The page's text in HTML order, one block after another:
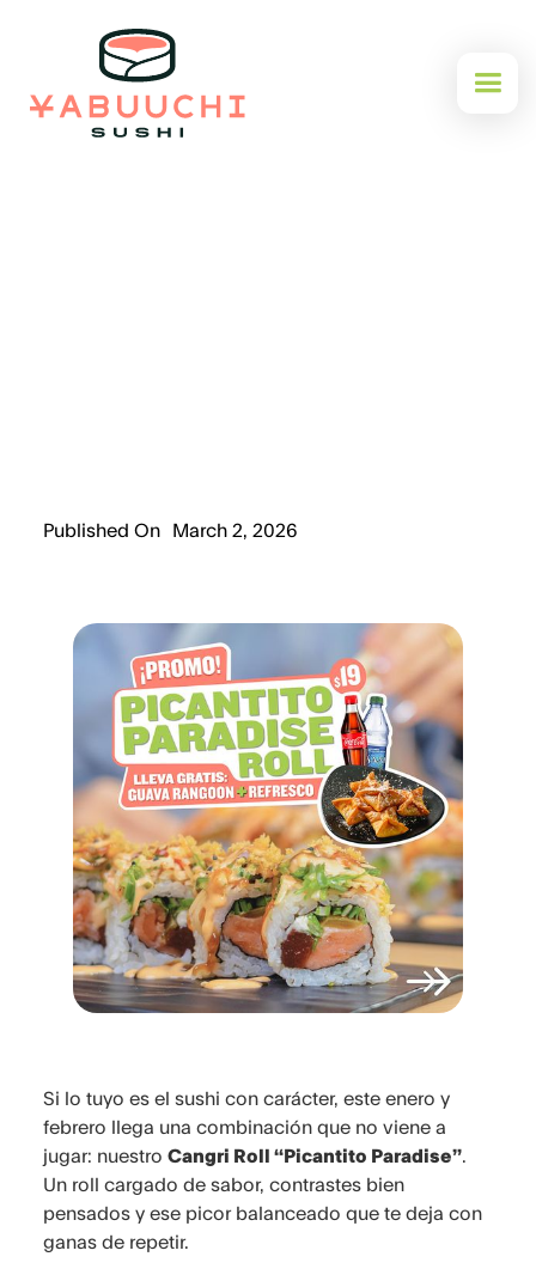
Published On March 2, 2026
Si lo tuyo es el sushi con carácter, este enero y
febrero llega una combinación que no viene a
jugar: nuestro Cangri Roll “Picantito Paradise”.
Un roll cargado de sabor, contrastes bien
pensados y ese picor balanceado que te deja con
ganas de repetir.